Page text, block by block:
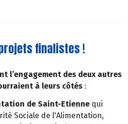
finalistes !
l’engagement des deux autres
à leurs côtés :
de Saint-Etienne qui
Sociale de l'Alimentation,